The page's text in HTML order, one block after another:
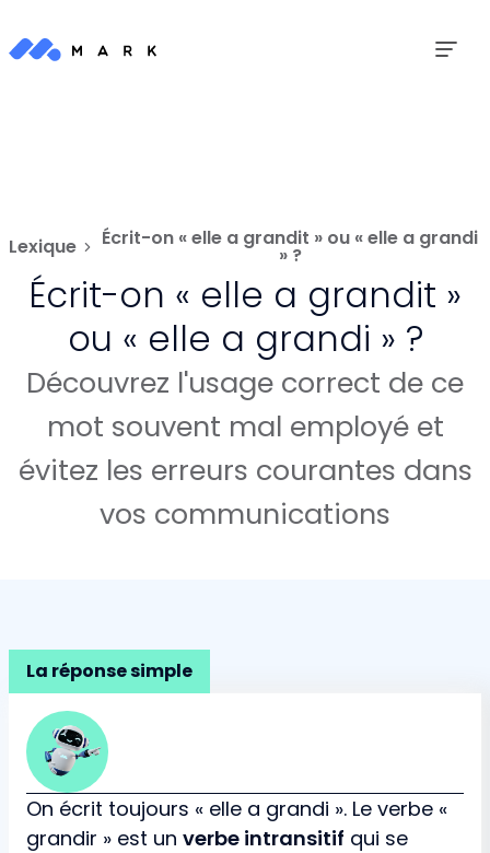
Lexique Écrit-on « elle a grandit » ou « elle a grandi
» ?
Écrit-on « elle a grandit »
ou « elle a grandi » ?
Découvrez l'usage correct de ce
mot souvent mal employé et
évitez les erreurs courantes dans
vos communications
La réponse simple
On écrit toujours « elle a grandi ». Le verbe «
grandir » est un verbe intransitif qui se